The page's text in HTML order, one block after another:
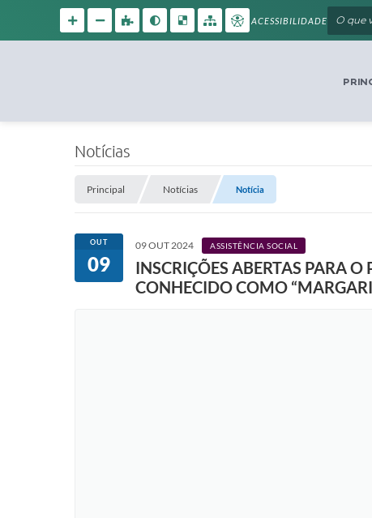
ACESSIBILIDADE
Notícias
Principal Notícias Notícia
OUT
09
09 OUT 2024 ASSISTÊNCIA SOCIAL
INSCRIÇÕES ABERTAS PARA
CONHECIDO COMO